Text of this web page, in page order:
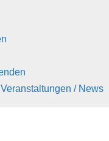
/ News